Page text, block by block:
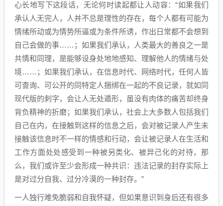
心长地写下这段话，无论何时读起都让人动容：“如果我们
承认人无完人，人并不总是理性的存在，每个人都有可能为
情绪所动或为情势所逼或为条件所诱，作出日常都不会想到
自己会做的事……；如果我们承认，人类最大的善良之一是
共情和同理，是能够设身处地地感知、理解他人的情绪与处
境……；如果我们承认，在信息时代、网络时代，任何人皆
可查询、可公开的同特定人捆绑在一起的不良记录，就如同
现代版的刺字，会让人无处遁形，虽没有肉体的痛苦却终身
背负精神的折磨；如果我们承认，社会上大多数人包括我们
自己在内，在接触到这样的信息之后，会对被记录人产生未
接触该信息时不一样的情感和行动，会让被记录人在生活和
工作方面处处感受到一种被另类化、被异己化的对待，那
么，我们或许至少会形成一种共识：违法记录的封存实际上
是对过分自我、过分冷漠的一种封存。”
一人独行难免脆弱和自我怀疑，但如果意识到身后还有很多